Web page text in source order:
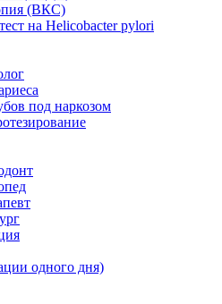
(ВКС)
на Helicobacter pylori
под наркозом
одного дня)